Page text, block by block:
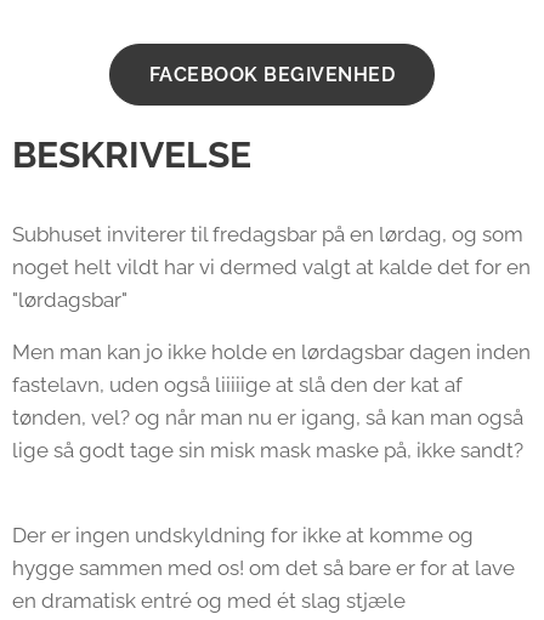
FACEBOOK BEGIVENHED
BESKRIVELSE
Subhuset inviterer til fredagsbar på en lørdag, og som
noget helt vildt har vi dermed valgt at kalde det for en
"lørdagsbar"🧠
Men man kan jo ikke holde en lørdagsbar dagen inden
fastelavn, uden også liiiiige at slå den der kat af
tønden, vel? og når man nu er igang, så kan man også
lige så godt tage sin misk mask maske på, ikke sandt?
Der er ingen undskyldning for ikke at komme og
hygge sammen med os! om det så bare er for at lave
en dramatisk entré og med ét slag stjæle